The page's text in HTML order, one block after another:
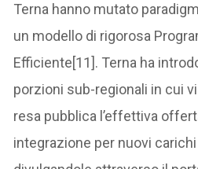
Terna hanno mutato
un modello di rigorosa
Efficiente[11]. Terna ha
porzioni sub-regionali in cui
resa pubblica l’effettiva
integrazione per nuovi carichi